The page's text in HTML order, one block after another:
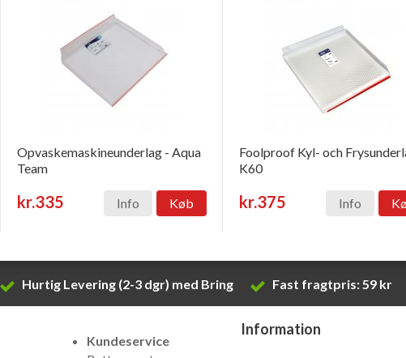
Opvaskemaskineunderlag - Aqua
Team
kr.335 Info Køb
Foolproof Kyl- och
K60
kr.375 Info
Hurtig Levering (2-3 dgr) med Bring Fast fragtpris: 59 kr
Kundeservice
Information